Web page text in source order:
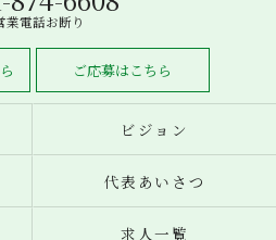
電話お断り
ご応募はこちら
ビジョン
代表あいさつ
求人一覧